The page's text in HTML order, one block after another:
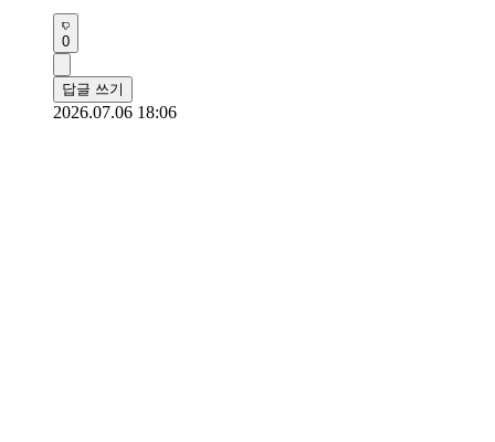
0
답글 쓰기
2026.07.06 18:06